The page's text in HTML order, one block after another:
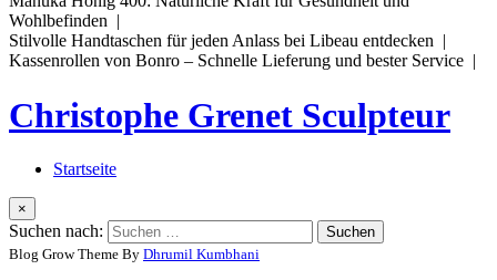
Wohlbefinden |
Stilvolle Handtaschen für jeden Anlass bei Libeau entdecken |
Kassenrollen von Bonro – Schnelle Lieferung und bester Service |
Christophe Grenet Sculpteur
Startseite
×
Suchen nach:
Blog Grow Theme By Dhrumil Kumbhani